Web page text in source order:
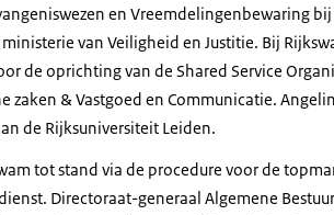
en Vreemdelingenbewaring
van Veiligheid en Justitie. Bij
de oprichting van de Shared Service
zaken & Vastgoed en Communicatie.
de Rijksuniversiteit Leiden.
tot stand via de procedure voor de
Directoraat-generaal Algemene